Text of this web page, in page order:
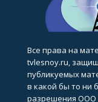
Все права на
tvlesnoy.ru,
публикуемых
в какой бы то ни
разрешения ООО